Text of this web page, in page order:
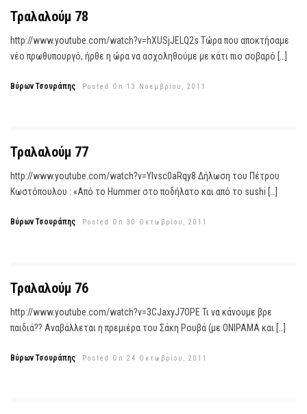
Τραλαλούμ 78
http://www.youtube.com/watch?v=hXUSjJELQ2s Τώρα που αποκτήσαμε
νέο πρωθυπουργό, ήρθε η ώρα να ασχοληθούμε με κάτι πιο σοβαρό […]
Βύρων Τσουράπης Posted On 13 Νοεμβρίου, 2011
Τραλαλούμ 77
http://www.youtube.com/watch?v=YIvsc0aRqy8 Δήλωση του Πέτρου
Κωστόπουλου : «Από το Hummer στο ποδήλατο και από το sushi […]
Βύρων Τσουράπης Posted On 30 Οκτωβρίου, 2011
Τραλαλούμ 76
http://www.youtube.com/watch?v=3CJaxyJ7OPE Τι να κάνουμε βρε
παιδιά?? Αναβάλλεται η πρεμιέρα του Σάκη Ρουβά (με ΟΝΙΡΑΜΑ και […]
Βύρων Τσουράπης Posted On 24 Οκτωβρίου, 2011